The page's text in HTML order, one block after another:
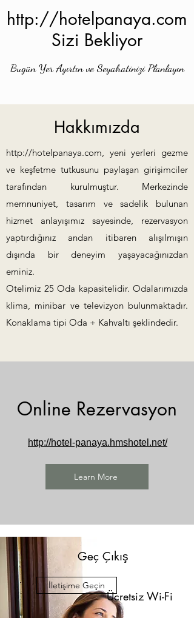
http://hotelpanaya.com
Sizi Bekliyor
Bugün Yer Ayırtın ve Seyahatinizi Planlayın
Hakkımızda
http://hotelpanaya.com, yeni yerleri gezme
ve keşfetme tutkusunu paylaşan girişimciler
tarafından kurulmuştur. Merkezinde
memnuniyet, tasarım ve sadelik bulunan
hizmet anlayışımız sayesinde, rezervasyon
yaptırdığınız andan itibaren alışılmışın
dışında bir deneyim yaşayacağınızdan
eminiz.
Otelimiz 25 Oda kapasitelidir. Odalarımızda
klima, minibar ve televizyon bulunmaktadır.
Konaklama tipi Oda + Kahvaltı şeklindedir.
Online Rezervasyon
http://hotel-panaya.hmshotel.net/
Learn More
Geç Çıkış
İletişime Geçin
Ücretsiz Wi-Fi